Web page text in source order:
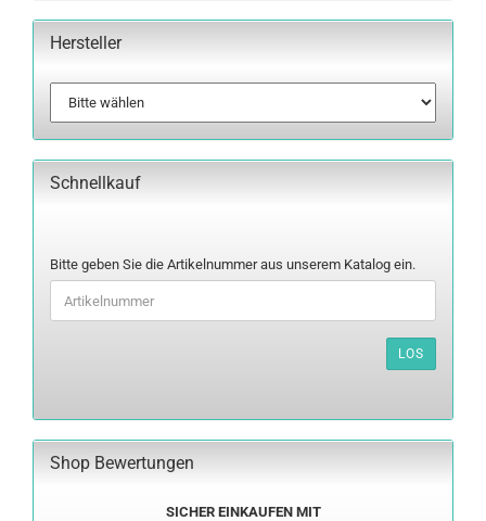
Hersteller
Schnellkauf
BITTE
GEBEN
SIE
DIE
EIN.
Bitte geben Sie die Artikelnummer aus unserem Katalog ein.
LOS
Shop Bewertungen
SICHER EINKAUFEN MIT